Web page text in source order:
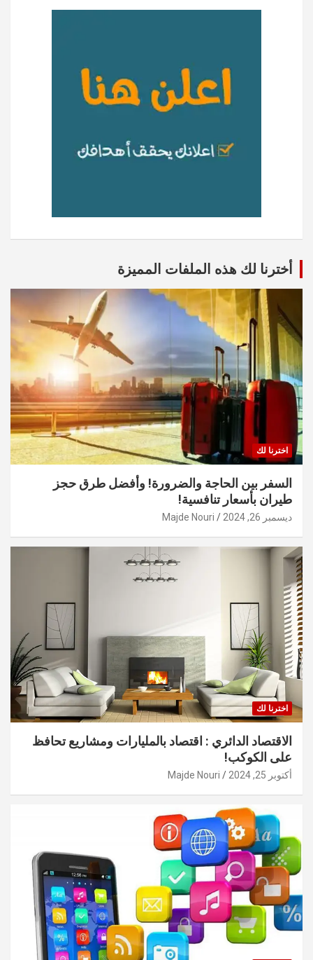
أخترنا لك هذه الملفات المميزة
اخترنا لك
السفر بين الحاجة والضرورة! وأفضل طرق حجز
طيران بأسعار تنافسية!
ديسمبر 26, 2024 Majde Nouri
اخترنا لك
الاقتصاد الدائري : اقتصاد بالمليارات ومشاريع تحافظ
على الكوكب!
أكتوبر 25, 2024 Majde Nouri